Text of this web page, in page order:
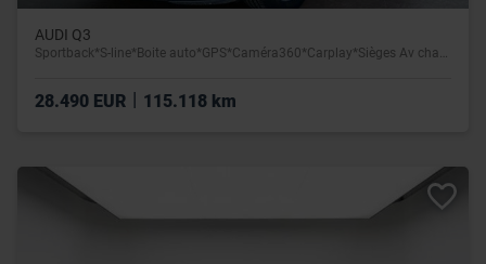
AUDI Q3
Sportback*S-line*Boite auto*GPS*Caméra360*Carplay*Sièges Av chauffants
28.490 EUR 115.118 km